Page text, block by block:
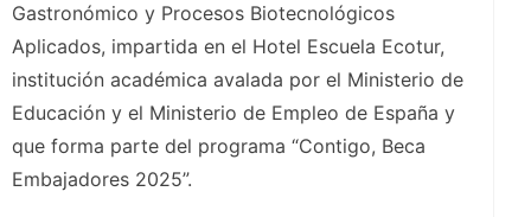
Gastronómico y Procesos Biotecnológicos
Aplicados, impartida en el Hotel Escuela Ecotur,
institución académica avalada por el Ministerio de
Educación y el Ministerio de Empleo de España y
que forma parte del programa “Contigo, Beca
Embajadores 2025”.